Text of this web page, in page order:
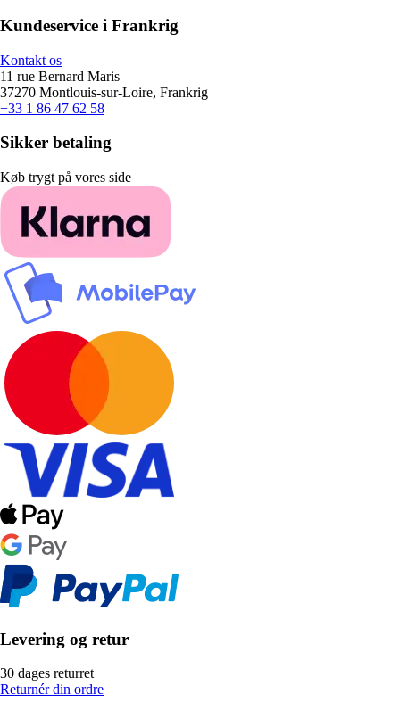
Kundeservice i Frankrig
Kontakt os
11 rue Bernard Maris
37270 Montlouis-sur-Loire, Frankrig
+33 1 86 47 62 58
Sikker betaling
Køb trygt på vores side
Levering og retur
30 dages returret
Returnér din ordre